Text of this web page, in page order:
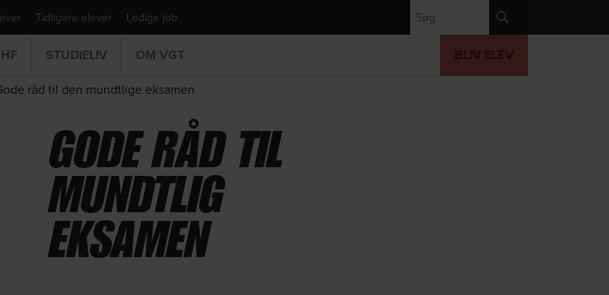
Tidligere elever Ledige job
HF STUDIELIV OM VGT BLIV ELEV
råd til den mundtlige eksamen
GODE RÅD TIL
MUNDTLIG
EKSAMEN